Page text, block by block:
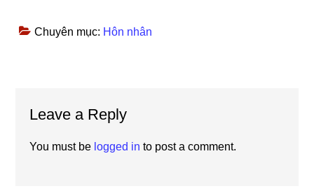
Chuyên mục: Hôn nhân
Interactions
Leave a Reply
You must be logged in to post a comment.